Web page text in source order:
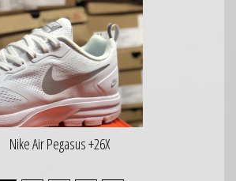
Nike Air Pegasus +26X